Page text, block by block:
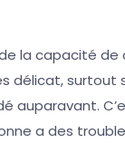
la capacité de
délicat, surtout
auparavant.
a des